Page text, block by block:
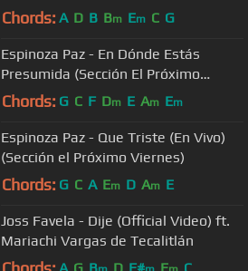
Chords: A D B Bm Em C G
Espinoza Paz - En Dónde Estás
Presumida (Sección El Próximo
Viernes)
Chords: G C F Dm E Am Em
Espinoza Paz - Que Triste (En Vivo)
(Sección el Próximo Viernes)
Chords: G C A Em D Am E
Joss Favela - Dije (Official Video) ft.
Mariachi Vargas de Tecalitlán